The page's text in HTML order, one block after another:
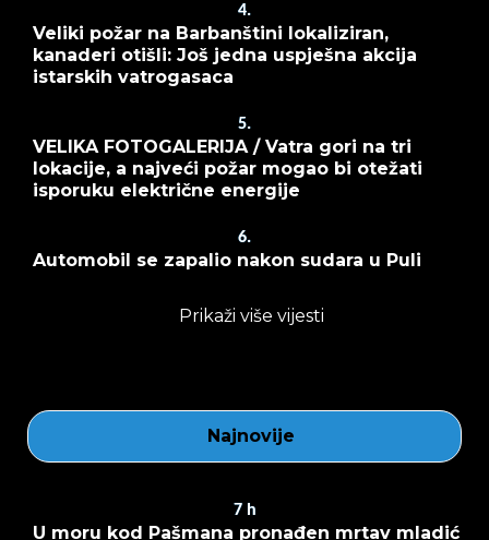
4.
Veliki požar na Barbanštini lokaliziran,
kanaderi otišli: Još jedna uspješna akcija
istarskih vatrogasaca
5.
VELIKA FOTOGALERIJA / Vatra gori na tri
lokacije, a najveći požar mogao bi otežati
isporuku električne energije
6.
Automobil se zapalio nakon sudara u Puli
Prikaži više vijesti
Najnovije
7 h
U moru kod Pašmana pronađen mrtav mladić